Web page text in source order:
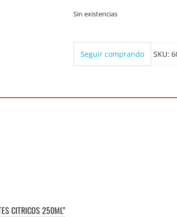
Sin existencias
Seguir comprando SKU:
CITRICOS 250ML”